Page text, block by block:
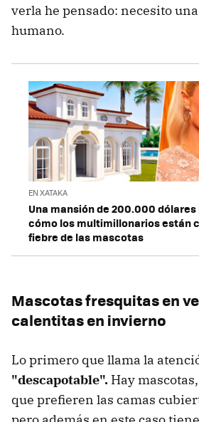
verla he pensado: necesito
humano.
EN XATAKA
Una mansión de 200.000
cómo los multimillonarios están
fiebre de las mascotas
Mascotas fresquitas en
calentitas en invierno
Lo primero que llama la
"descapotable". Hay
que prefieren las camas